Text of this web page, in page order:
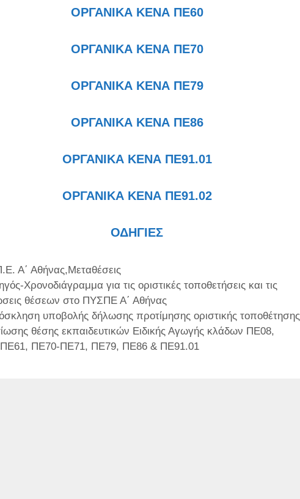
ΟΡΓΑΝΙΚΑ ΚΕΝΑ ΠΕ60
ΟΡΓΑΝΙΚΑ ΚΕΝΑ ΠΕ70
ΟΡΓΑΝΙΚΑ ΚΕΝΑ ΠΕ79
ΟΡΓΑΝΙΚΑ ΚΕΝΑ ΠΕ86
ΟΡΓΑΝΙΚΑ ΚΕΝΑ ΠΕ91.01
ΟΡΓΑΝΙΚΑ ΚΕΝΑ ΠΕ91.02
ΟΔΗΓΙΕΣ
Α΄ Αθήνας,Μεταθέσεις
Χρονοδιάγραμμα για τις οριστικές τοποθετήσεις και τις
θέσεων στο ΠΥΣΠΕ Α΄ Αθήνας
υποβολής δήλωσης προτίμησης οριστικής τοποθέτησης
θέσης εκπαιδευτικών Ειδικής Αγωγής κλάδων ΠΕ08,
ΠΕ70-ΠΕ71, ΠΕ79, ΠΕ86 & ΠΕ91.01